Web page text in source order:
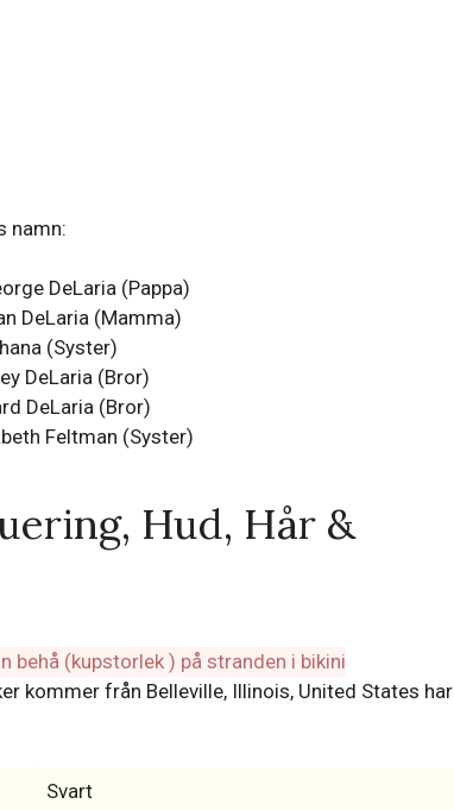
namn:
DeLaria (Pappa)
DeLaria (Mamma)
(Syster)
DeLaria (Bror)
DeLaria (Bror)
Feltman (Syster)
Hud, Hår &
kommer från Belleville, Illinois, United States har
Svart